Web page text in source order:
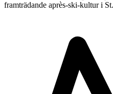
framträdande après-ski-kultur i